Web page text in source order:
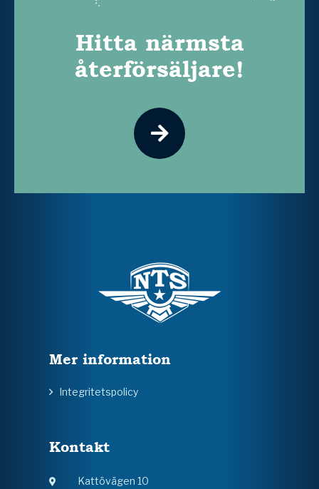
Hitta närmsta
återförsäljare!
Mer information
Integritetspolicy
Kontakt
Kattövägen 10